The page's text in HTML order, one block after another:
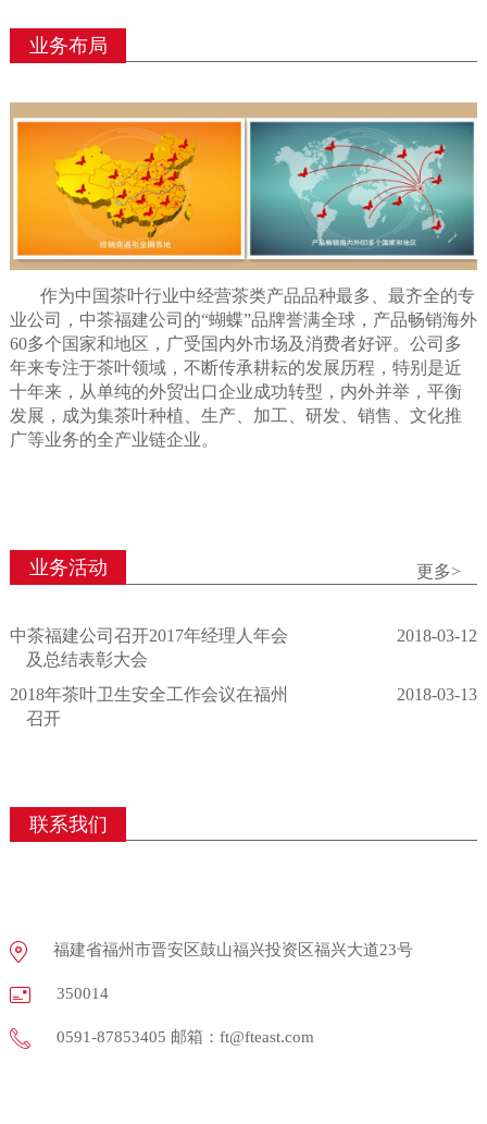
业务布局
作为中国茶叶行业中经营茶类产品品种最多、最齐全的专
业公司，中茶福建公司的“蝴蝶”品牌誉满全球，产品畅销海外
60多个国家和地区，广受国内外市场及消费者好评。公司多
年来专注于茶叶领域，不断传承耕耘的发展历程，特别是近
十年来，从单纯的外贸出口企业成功转型，内外并举，平衡
发展，成为集茶叶种植、生产、加工、研发、销售、文化推
广等业务的全产业链企业。
业务活动 更多>
中茶福建公司召开2017年经理人年会
及总结表彰大会
2018-03-12
2018年茶叶卫生安全工作会议在福州
召开
2018-03-13
联系我们
福建省福州市晋安区鼓山福兴投资区福兴大道23号
350014
0591-87853405 邮箱：ft@fteast.com